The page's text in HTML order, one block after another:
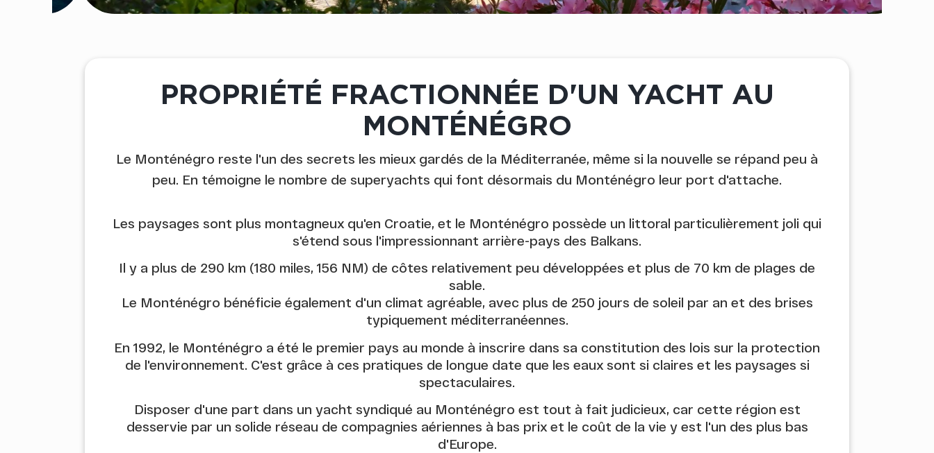
PROPRIÉTÉ FRACTIONNÉE D'UN YACHT AU
MONTÉNÉGRO
Le Monténégro reste l'un des secrets les mieux gardés de la Méditerranée, même si la nouvelle se répand peu à
peu. En témoigne le nombre de superyachts qui font désormais du Monténégro leur port d'attache.
Les paysages sont plus montagneux qu'en Croatie, et le Monténégro possède un littoral particulièrement joli qui
s'étend sous l'impressionnant arrière-pays des Balkans.
Il y a plus de 290 km (180 miles, 156 NM) de côtes relativement peu développées et plus de 70 km de plages de
sable.
Le Monténégro bénéficie également d'un climat agréable, avec plus de 250 jours de soleil par an et des brises
typiquement méditerranéennes.
En 1992, le Monténégro a été le premier pays au monde à inscrire dans sa constitution des lois sur la protection
de l'environnement. C'est grâce à ces pratiques de longue date que les eaux sont si claires et les paysages si
spectaculaires.
Disposer d'une part dans un yacht syndiqué au Monténégro est tout à fait judicieux, car cette région est
desservie par un solide réseau de compagnies aériennes à bas prix et le coût de la vie y est l'un des plus bas
d'Europe.